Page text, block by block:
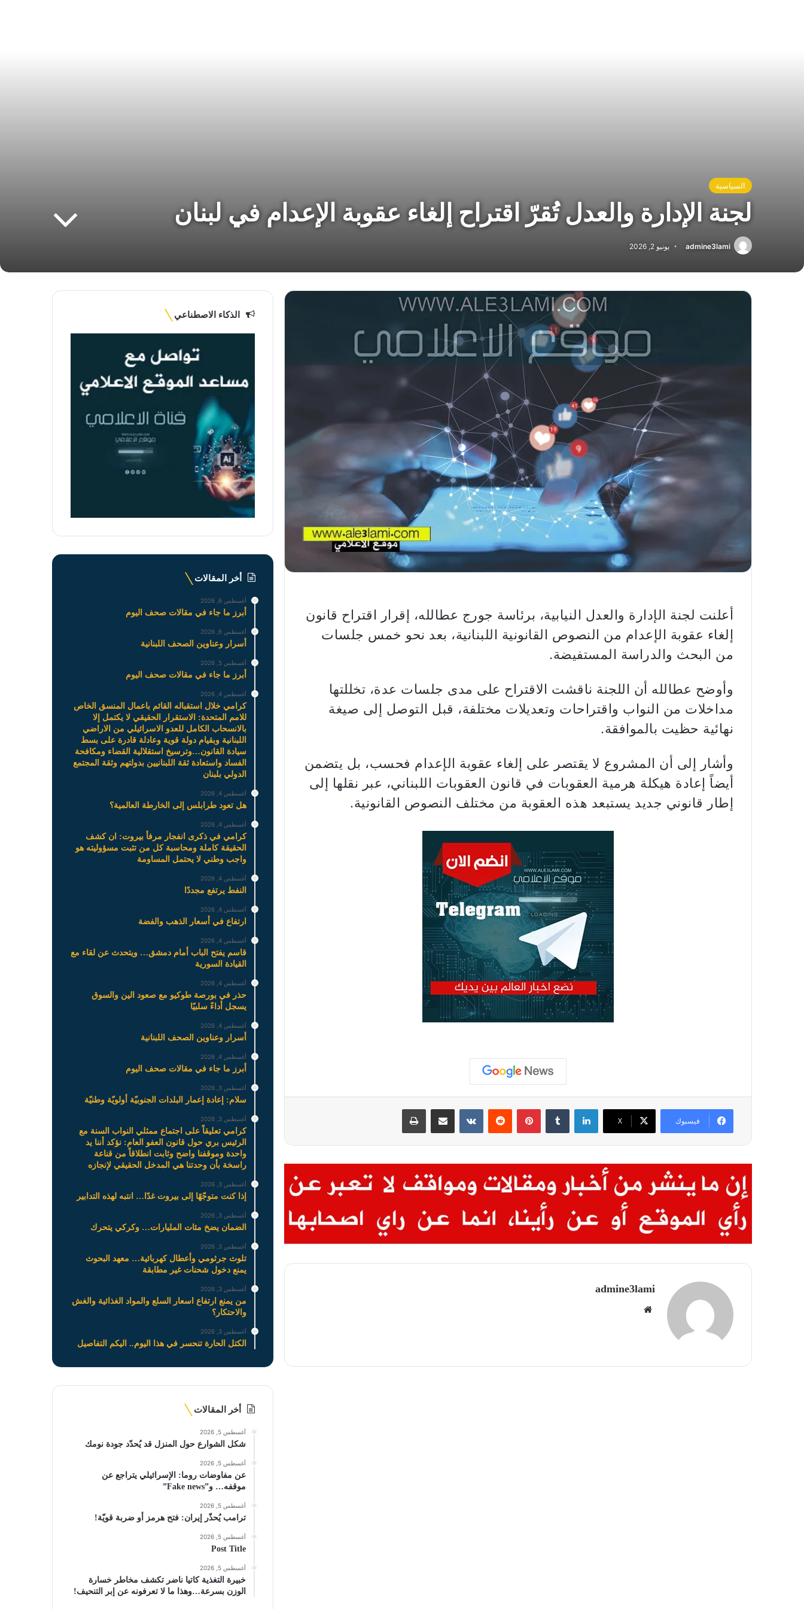
السياسية
لجنة الإدارة والعدل تُقرّ اقتراح إلغاء عقوبة الإعدام في لبنان
admine3lami يونيو 2, 2026
أعلنت لجنة الإدارة والعدل النيابية، برئاسة جورج عطالله، إقرار اقتراح قانون
إلغاء عقوبة الإعدام من النصوص القانونية اللبنانية، بعد نحو خمس جلسات
من البحث والدراسة المستفيضة.
وأوضح عطالله أن اللجنة ناقشت الاقتراح على مدى جلسات عدة، تخللتها
مداخلات من النواب واقتراحات وتعديلات مختلفة، قبل التوصل إلى صيغة
نهائية حظيت بالموافقة.
وأشار إلى أن المشروع لا يقتصر على إلغاء عقوبة الإعدام فحسب، بل يتضمن
أيضاً إعادة هيكلة هرمية العقوبات في قانون العقوبات اللبناني، عبر نقلها إلى
إطار قانوني جديد يستبعد هذه العقوبة من مختلف النصوص القانونية.
فيسبوك X
لينكدإن بينتيريست مشاركة عبر البريد طباعة
admine3lami
الذكاء الاصطناعي
أخر المقالات
أغسطس 6, 2026
أبرز ما جاء في مقالات صحف اليوم
أغسطس 6, 2026
أسرار وعناوين الصحف اللبنانية
أغسطس 5, 2026
أبرز ما جاء في مقالات صحف اليوم
أغسطس 4, 2026
كرامي خلال استقباله القائم باعمال المنسق الخاص
للامم المتحدة: الاستقرار الحقيقي لا يكتمل إلا
بالانسحاب الكامل للعدو الاسرائيلي من الاراضي
اللبنانية وبقيام دولة قوية وعادلة قادرة على بسط
سيادة القانون…وترسيخ استقلالية القضاء ومكافحة
الفساد واستعادة ثقة اللبنانيين بدولتهم وثقة المجتمع
الدولي بلبنان
أغسطس 4, 2026
هل تعود طرابلس إلى الخارطة العالمية؟
أغسطس 4, 2026
كرامي في ذكرى انفجار مرفأ بيروت: ان كشف
الحقيقة كاملة ومحاسبة كل من تثبت مسؤوليته هو
واجب وطني لا يحتمل المساومة
أغسطس 4, 2026
النفط يرتفع مجددًا
أغسطس 4, 2026
ارتفاع في أسعار الذهب والفضة
أغسطس 4, 2026
قاسم يفتح الباب أمام دمشق… ويتحدث عن لقاء مع
القيادة السورية
أغسطس 4, 2026
حذر في بورصة طوكيو مع صعود الين والسوق
يسجل أداءً سلبيًا
أغسطس 4, 2026
أسرار وعناوين الصحف اللبنانية
أغسطس 4, 2026
أبرز ما جاء في مقالات صحف اليوم
أغسطس 3, 2026
سلام: إعادة إعمار البلدات الجنوبيّة أولويّة وطنيّة
أغسطس 3, 2026
كرامي تعليقاً على اجتماع ممثلي النواب السنة مع
الرئيس بري حول قانون العفو العام: نؤكد أننا يد
واحدة وموقفنا واضح وثابت انطلاقاً من قناعة
راسخة بأن وحدتنا هي المدخل الحقيقي لإنجازه
أغسطس 3, 2026
إذا كنت متوجّهًا إلى بيروت غدًا… انتبه لهذه التدابير
أغسطس 3, 2026
الضمان يضخ مئات المليارات… وكركي يتحرك
أغسطس 3, 2026
تلوث جرثومي وأعطال كهربائية… معهد البحوث
يمنع دخول شحنات غير مطابقة
أغسطس 3, 2026
من يمنع ارتفاع اسعار السلع والمواد الغذائية والغش
والاحتكار؟
أغسطس 3, 2026
الكتل الحارة تنحسر في هذا اليوم.. اليكم التفاصيل
أخر المقالات
أغسطس 5, 2026
شكل الشوارع حول المنزل قد يُحدّد جودة نومك
أغسطس 5, 2026
عن مفاوضات روما: الإسرائيلي يتراجع عن
موقفه… و”Fake news”
أغسطس 5, 2026
ترامب يُحذّر إيران: فتح هرمز أو ضربة قويّة!
أغسطس 5, 2026
Post Title
أغسطس 5, 2026
خبيرة التغذية كاتيا ناضر تكشف مخاطر خسارة
الوزن بسرعة…وهذا ما لا تعرفونه عن إبر التنحيف!